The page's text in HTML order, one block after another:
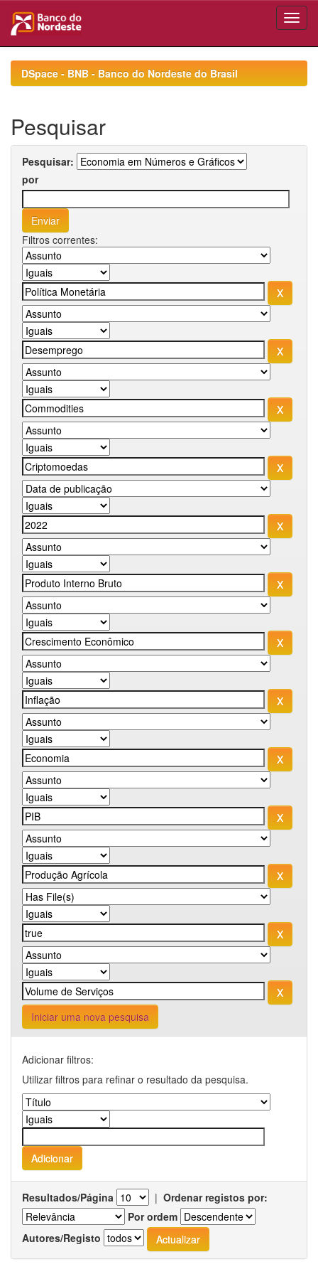
navigationDSpace - BNB - Banco do Nordeste do Brasil
Pesquisar
Pesquisar:
por
Filtros correntes:
Iniciar uma nova pesquisa
Adicionar filtros:
Utilizar filtros para refinar o resultado da pesquisa.
Resultados/Página | Ordenar registos por:
Por ordem
Autores/Registo